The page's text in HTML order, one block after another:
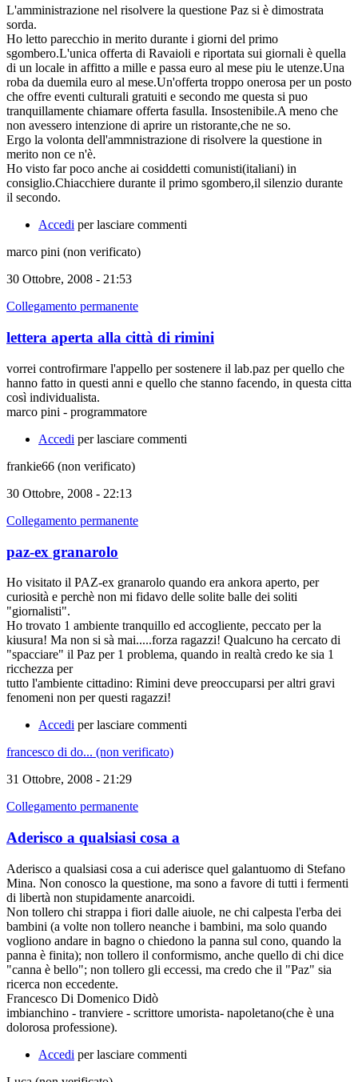
L'amministrazione nel risolvere la questione Paz si è dimostrata
sorda.
Ho letto parecchio in merito durante i giorni del primo
sgombero.L'unica offerta di Ravaioli e riportata sui giornali è quella
di un locale in affitto a mille e passa euro al mese piu le utenze.Una
roba da duemila euro al mese.Un'offerta troppo onerosa per un posto
che offre eventi culturali gratuiti e secondo me questa si puo
tranquillamente chiamare offerta fasulla. Insostenibile.A meno che
non avessero intenzione di aprire un ristorante,che ne so.
Ergo la volonta dell'ammnistrazione di risolvere la questione in
merito non ce n'è.
Ho visto far poco anche ai cosiddetti comunisti(italiani) in
consiglio.Chiacchiere durante il primo sgombero,il silenzio durante
il secondo.
Accedi per lasciare commenti
marco pini (non verificato)
30 Ottobre, 2008 - 21:53
Collegamento permanente
lettera aperta alla città di rimini
vorrei controfirmare l'appello per sostenere il lab.paz per quello che
hanno fatto in questi anni e quello che stanno facendo, in questa citta
così individualista.
marco pini - programmatore
Accedi per lasciare commenti
frankie66 (non verificato)
30 Ottobre, 2008 - 22:13
Collegamento permanente
paz-ex granarolo
Ho visitato il PAZ-ex granarolo quando era ankora aperto, per
curiosità e perchè non mi fidavo delle solite balle dei soliti
"giornalisti".
Ho trovato 1 ambiente tranquillo ed accogliente, peccato per la
kiusura! Ma non si sà mai.....forza ragazzi! Qualcuno ha cercato di
"spacciare" il Paz per 1 problema, quando in realtà credo ke sia 1
ricchezza per
tutto l'ambiente cittadino: Rimini deve preoccuparsi per altri gravi
fenomeni non per questi ragazzi!
Accedi per lasciare commenti
francesco di do... (non verificato)
31 Ottobre, 2008 - 21:29
Collegamento permanente
Aderisco a qualsiasi cosa a
Aderisco a qualsiasi cosa a cui aderisce quel galantuomo di Stefano
Mina. Non conosco la questione, ma sono a favore di tutti i fermenti
di libertà non stupidamente anarcoidi.
Non tollero chi strappa i fiori dalle aiuole, ne chi calpesta l'erba dei
bambini (a volte non tollero neanche i bambini, ma solo quando
vogliono andare in bagno o chiedono la panna sul cono, quando la
panna è finita); non tollero il conformismo, anche quello di chi dice
"canna è bello"; non tollero gli eccessi, ma credo che il "Paz" sia
ricerca non eccedente.
Francesco Di Domenico Didò
imbianchino - tranviere - scrittore umorista- napoletano(che è una
dolorosa professione).
Accedi per lasciare commenti